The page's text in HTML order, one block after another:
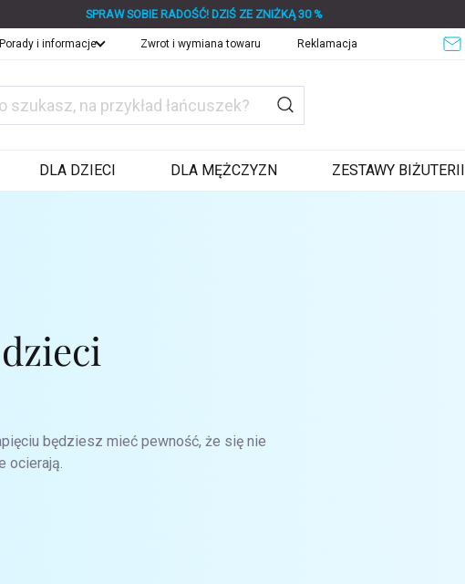
SPRAW SOBIE RADOŚĆ! DZIŚ ZE ZNIŻKĄ 30 %
Porady i informacje Zwrot i wymiana towaru Reklamacja
DLA DZIECI DLA MĘŻCZYZN ZESTAWY BIŻUTERII
będziesz mieć pewność, że się nie
ocierają.